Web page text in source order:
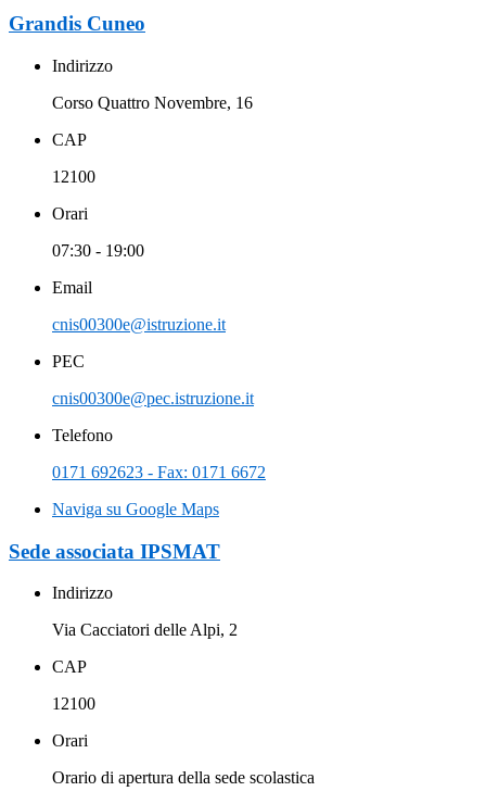
Grandis Cuneo
Indirizzo
Corso Quattro Novembre, 16
CAP
12100
Orari
07:30 - 19:00
Email
cnis00300e@istruzione.it
PEC
cnis00300e@pec.istruzione.it
Telefono
0171 692623 - Fax: 0171 6672
Naviga su Google Maps
Sede associata IPSMAT
Indirizzo
Via Cacciatori delle Alpi, 2
CAP
12100
Orari
Orario di apertura della sede scolastica